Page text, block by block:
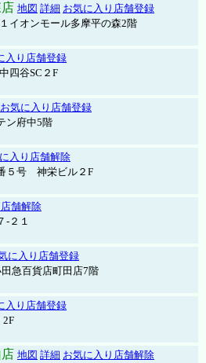
地図 詳細 お気に入り店舗登録
イオンモール多摩平の森2階
入り店舗登録
四谷SC２F
お気に入り店舗登録
ン府中5階
入り店舗解除
５号 神栄ビル２F
舗解除
-２１
に入り店舗登録
急百貨店町田店7階
入り店舗登録
2F
地図 詳細 お気に入り店舗解除